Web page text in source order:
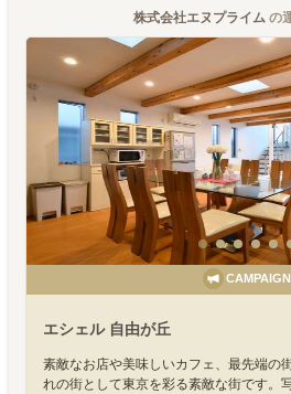
株式会社エヌプライムの
CAMPAIGN
エシェル 自由が丘
素敵なお店や美味しいカフェ、最先端の
れの街として東京を彩る素敵な街です。